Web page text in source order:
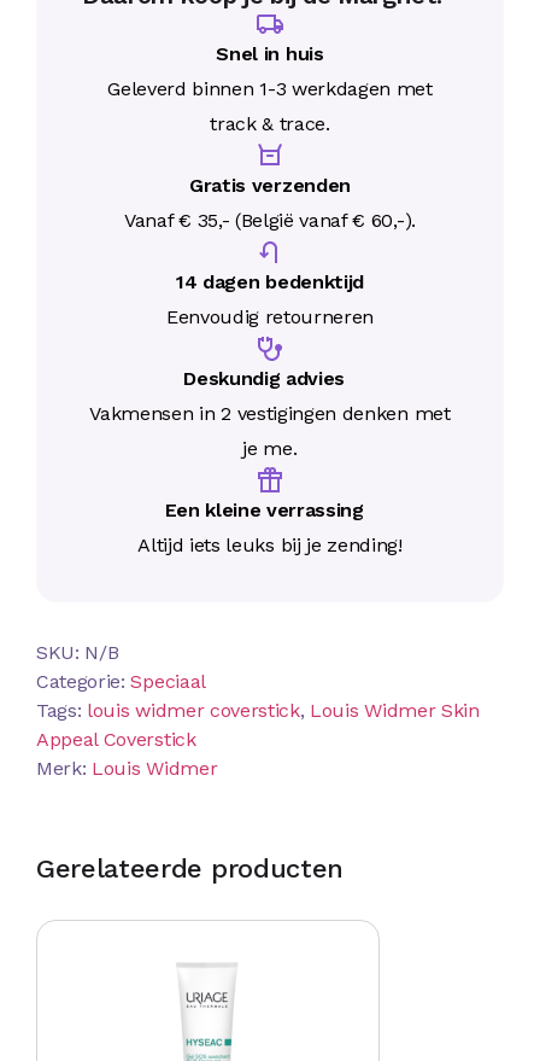
Snel in huis
Geleverd binnen 1-3 werkdagen met
track & trace.
Gratis verzenden
Vanaf € 35,- (België vanaf € 60,-).
14 dagen bedenktijd
Eenvoudig retourneren
Deskundig advies
Vakmensen in 2 vestigingen denken met
je me.
Een kleine verrassing
Altijd iets leuks bij je zending!
SKU: N/B
Categorie:Speciaal
Tags: louis widmer coverstick, Louis Widmer Skin
Appeal Coverstick
Merk: Louis Widmer
Gerelateerde producten